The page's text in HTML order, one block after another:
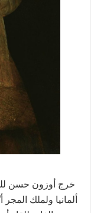
خرج أوزون حسن
ألمانيا ولملك